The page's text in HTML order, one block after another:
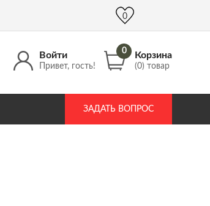
info@DrozdPcp.ru
Войти
Привет, гость!
0 Корзина
(0) товар
ЗАДАТЬ ВОПРОС
0